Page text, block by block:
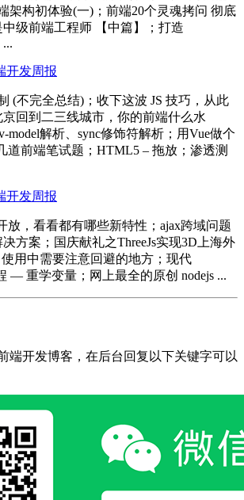
架构初体验(一)；前端20个灵魂拷问 彻底
级前端工程师 【中篇】；打造
...
开发周报
(不完全总结)；收下这波 JS 技巧，从此
回到二三线城市，你的前端什么水
model解析、sync修饰符解析；用Vue做个
道前端笔试题；HTML5 – 拖放；渗透测
开发周报
放，看看都有哪些新特性；ajax跨域问题
方案；国庆献礼之ThreeJs实现3D上海外
用中需要注意回避的地方；现代
— 重学变量；网上最全的原创 nodejs ...
端开发博客，在后台回复以下关键字可以